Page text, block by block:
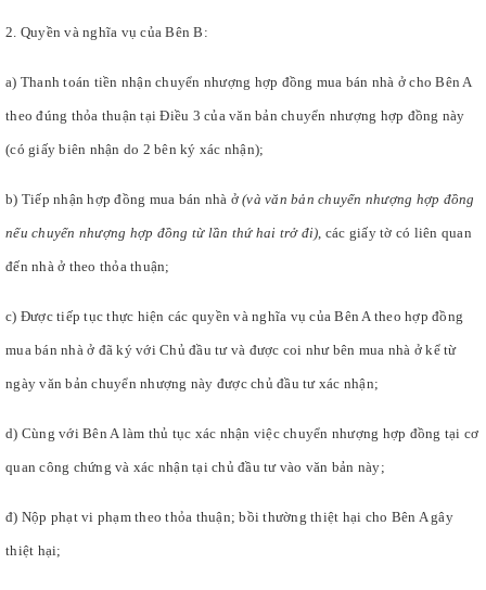
2. Quyền và nghĩa vụ của Bên B:
a) Thanh toán tiền nhận chuyển nhượng hợp đồng mua bán nhà ở cho Bên A
theo đúng thỏa thuận tại Điều 3 của văn bản chuyển nhượng hợp đồng này
(có giấy biên nhận do 2 bên ký xác nhận);
b) Tiếp nhận hợp đồng mua bán nhà ở (và văn bản chuyển nhượng hợp đồng
nếu chuyển nhượng hợp đồng từ lần thứ hai trở đi) , các giấy tờ có liên quan
đến nhà ở theo thỏa thuận;
c) Được tiếp tục thực hiện các quyền và nghĩa vụ của Bên A theo hợp đồng
mua bán nhà ở đã ký với Chủ đầu tư và được coi như bên mua nhà ở kể từ
ngày văn bản chuyển nhượng này được chủ đầu tư xác nhận;
d) Cùng với Bên A làm thủ tục xác nhận việc chuyển nhượng hợp đồng tại cơ
quan công chứng và xác nhận tại chủ đầu tư vào văn bản này;
đ) Nộp phạt vi phạm theo thỏa thuận; bồi thường thiệt hại cho Bên A gây
thiệt hại;